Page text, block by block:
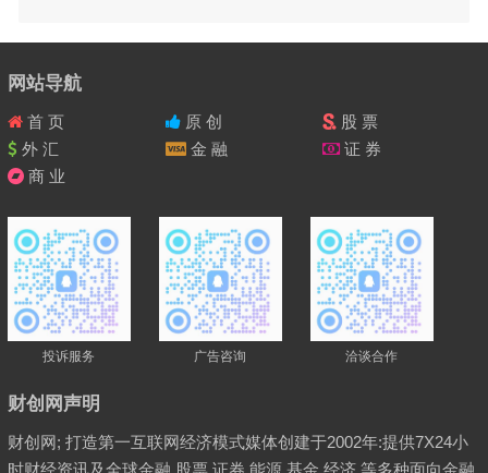
网站导航
首 页 原 创
股 票
外 汇
金 融
证 券
商 业
投诉服务 广告咨询 洽谈合作
财创网声明
财创网; 打造第一互联网经济模式媒体创建于2002年:提供7X24小
时财经资讯及全球金融,股票,证券,能源,基金,经济,等多种面向金融